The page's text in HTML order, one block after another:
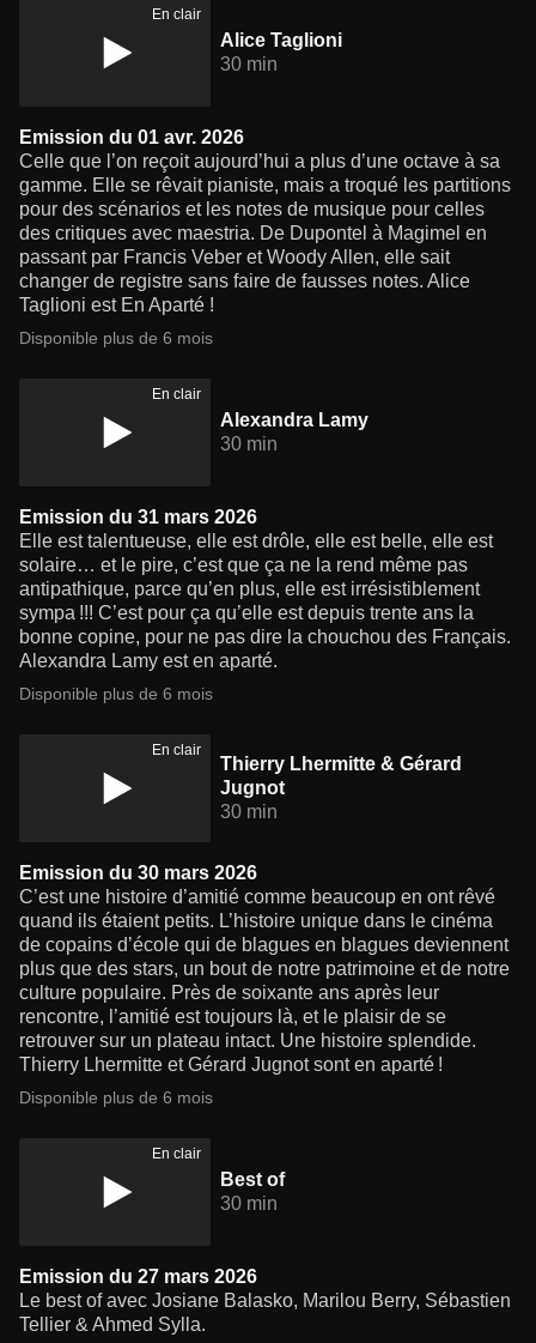
En clair
Alice Taglioni
30 min
Emission du 01 avr. 2026
Celle que l’on reçoit aujourd’hui a plus d’une octave à sa
gamme. Elle se rêvait pianiste, mais a troqué les partitions
pour des scénarios et les notes de musique pour celles
des critiques avec maestria. De Dupontel à Magimel en
passant par Francis Veber et Woody Allen, elle sait
changer de registre sans faire de fausses notes. Alice
Taglioni est En Aparté !
Disponible plus de 6 mois
En clair
Alexandra Lamy
30 min
Emission du 31 mars 2026
Elle est talentueuse, elle est drôle, elle est belle, elle est
solaire… et le pire, c’est que ça ne la rend même pas
antipathique, parce qu’en plus, elle est irrésistiblement
sympa !!! C’est pour ça qu’elle est depuis trente ans la
bonne copine, pour ne pas dire la chouchou des Français.
Alexandra Lamy est en aparté.
Disponible plus de 6 mois
En clair
Thierry Lhermitte & Gérard
Jugnot
30 min
Emission du 30 mars 2026
C’est une histoire d’amitié comme beaucoup en ont rêvé
quand ils étaient petits. L’histoire unique dans le cinéma
de copains d’école qui de blagues en blagues deviennent
plus que des stars, un bout de notre patrimoine et de notre
culture populaire. Près de soixante ans après leur
rencontre, l’amitié est toujours là, et le plaisir de se
retrouver sur un plateau intact. Une histoire splendide.
Thierry Lhermitte et Gérard Jugnot sont en aparté !
Disponible plus de 6 mois
En clair
Best of
30 min
Emission du 27 mars 2026
Le best of avec Josiane Balasko, Marilou Berry, Sébastien
Tellier & Ahmed Sylla.